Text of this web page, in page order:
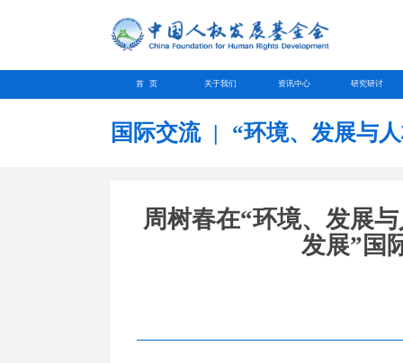
首 页 关于我们 资讯中心 研究研讨
国际交流 | “环境、发展与
周树春在“环境、发展
发展”国